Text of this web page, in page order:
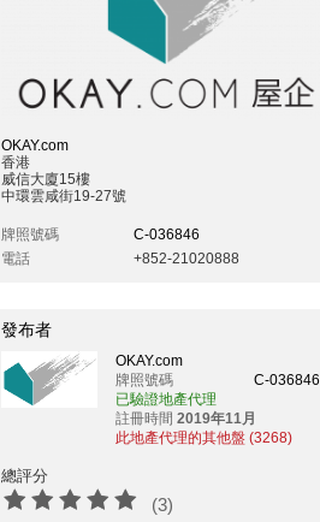
OKAY.com
香港
威信大廈15樓
中環雲咸街19-27號
牌照號碼
C-036846
電話
+852-21020888
發布者
OKAY.com
牌照號碼
C-036846
已驗證地產代理
註冊時間 2019年11月
此地產代理的其他盤 (3268)
總評分
(3)